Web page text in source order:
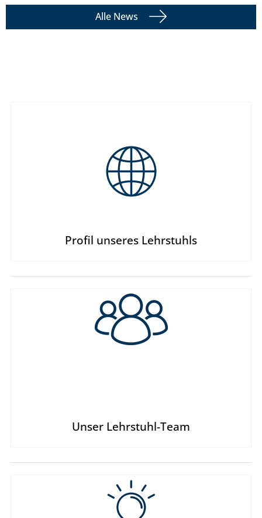
Alle News
Profil unseres Lehrstuhls
Unser Lehrstuhl-Team